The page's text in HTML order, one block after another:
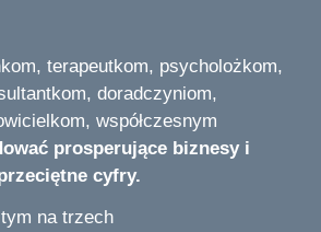
terapeutkom, psycholożkom,
doradczyniom,
współczesnym
prosperujące biznesy i
cyfry.
na trzech